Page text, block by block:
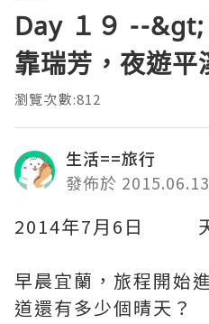
Day １９ --
靠瑞芳，夜遊平
瀏覽次數:812
生活==旅行
發佈於 2015.06.13
2014年7月6日
早晨宜蘭，旅程開始
道還有多少個晴天？